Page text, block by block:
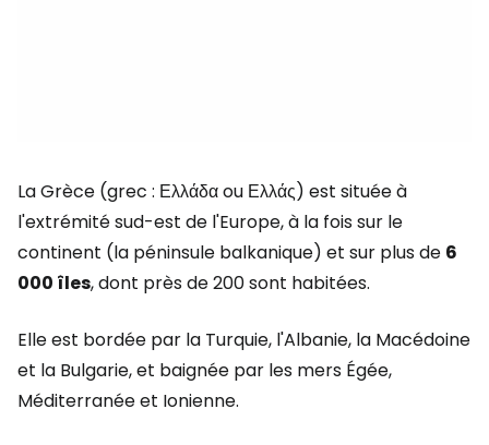
La Grèce (grec : Ελλάδα ou Ελλάς) est située à
l'extrémité sud-est de l'Europe, à la fois sur le
continent (la péninsule balkanique) et sur plus de 6
000 îles, dont près de 200 sont habitées.
Elle est bordée par la Turquie, l'Albanie, la Macédoine
et la Bulgarie, et baignée par les mers Égée,
Méditerranée et Ionienne.